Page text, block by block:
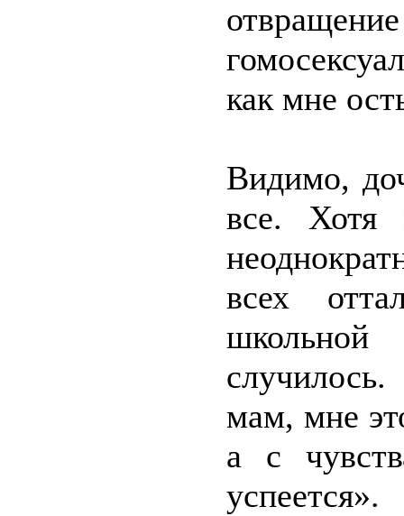
как мне
Видимо,
все. Хотя
всех
мам, мне
а с
успеется».